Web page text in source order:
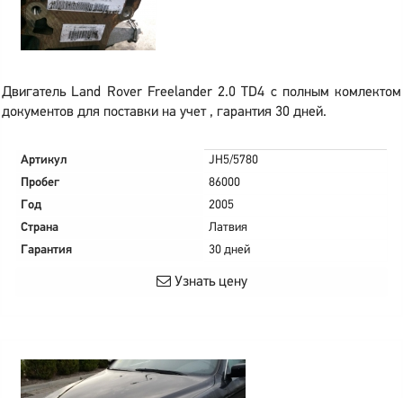
Двигатель Land Rover Freelander 2.0 TD4 с полным комлектом
документов для поставки на учет , гарантия 30 дней.
Артикул
JH5/5780
Пробег
86000
Год
2005
Страна
Латвия
Гарантия
30 дней
Узнать цену